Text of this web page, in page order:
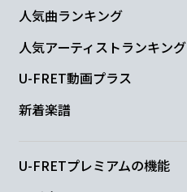
人気曲ランキング
人気アーティストランキング
U-FRET動画プラス
新着楽譜
U-FRETプレミアムの機能